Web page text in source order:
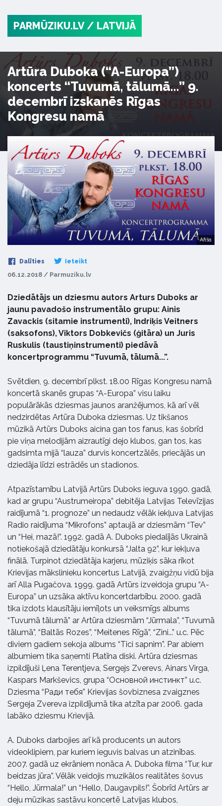
PARMŪZIKU.LV / LATVIJĀ
Artūra Duboka (“A-Europa”)
koncerts “Tuvumā, tālumā…” 9.
decembrī izskanēs Rīgas
Kongresu namā
Afiša
Dalīties Ieteikt
06.12.2018 / Parmuziku.lv
Dziedātājs un dziesmu autors Arturs Duboks ar
jaunu pavadošo instrumentālo grupu: Ainis
Zavackis (sitamie instrumenti), Indriķis Veitners
(saksofons), Viktors Dobkevičs (ģitāra) un Juris
Ruskulis (taustiņinstrumenti) piedāvā
koncertprogrammu “Tuvumā, tālumā...”.
Svētdien, 9. decembrī plkst. 18.00 Rīgas Kongresu namā
koncertā skanēs grupas “A-Europa” visu laiku
populārākās dziesmas jaunos aranžējumos, kā arī vēl
nedzirdētas Artūra Duboka dziesmas. Uz tikšanos
mūzikā Artūrs Duboks aicina gan tos fanus, kas šobrīd
pie viņa melodijām aizrautīgi dejo klubos, gan tos, kas
gadsimta mijā “lauza” durvis koncertzālēs, priecājās un
dziedāja līdzi estrādēs un stadionos.
Atpazīstamību Latvijā Artūrs Duboks ieguva 1990. gadā,
kad ar grupu “Austrumeiropa” debitēja Latvijas Televīzijas
raidījumā “1. prognoze” un nedaudz vēlāk iekļuva Latvijas
Radio raidījuma “Mikrofons” aptaujā ar dziesmām “Tev”
un “Hei, mazā!”. 1992. gadā A. Duboks piedalījās Ukrainā
notiekošajā dziedātāju konkursā “Jalta 92”, kur iekļuva
finālā. Turpinot dziedātāja karjeru, mūziķis sāka rīkot
Krievijas mākslinieku koncertus Latvijā, zvaigžņu vidū bija
arī Alla Pugačova. 1999. gadā Artūrs izveidoja grupu “A-
Europa” un uzsāka aktīvu koncertdarbību. 2000. gadā
tika izdots klausītāju iemīļots un veiksmīgs albums
“Tuvumā tālumā” ar Artūra dziesmām “Jūrmala”, “Tuvumā
tālumā”, “Baltās Rozes”, “Meitenes Rīgā”, “Zini...” u.c. Pēc
diviem gadiem sekoja albums “Tici sapnim”. Par abiem
albumiem tika saņemti Platīna diski. Artūra dziesmas
izpildījuši Ļena Terentjeva, Sergejs Zverevs, Ainars Virga,
Kaspars Markševics, grupa “Основной инстинкт” u.c.
Dziesma “Pади тебя” Krievijas šovbiznesa zvaigznes
Sergeja Zvereva izpildījumā tika atzīta par 2006. gada
labāko dziesmu Krievijā.
A. Duboks darbojies arī kā producents un autors
videoklipiem, par kuriem ieguvis balvas un atzinības.
2007. gadā uz ekrāniem nonāca A. Duboka filma “Tur, kur
beidzas jūra”. Vēlāk veidojis muzikālos realitātes šovus
“Hello, Jūrmala!” un “Hello, Daugavpils!”. Šobrīd Artūrs ar
deju mūzikas sastāvu koncertē Latvijas klubos,